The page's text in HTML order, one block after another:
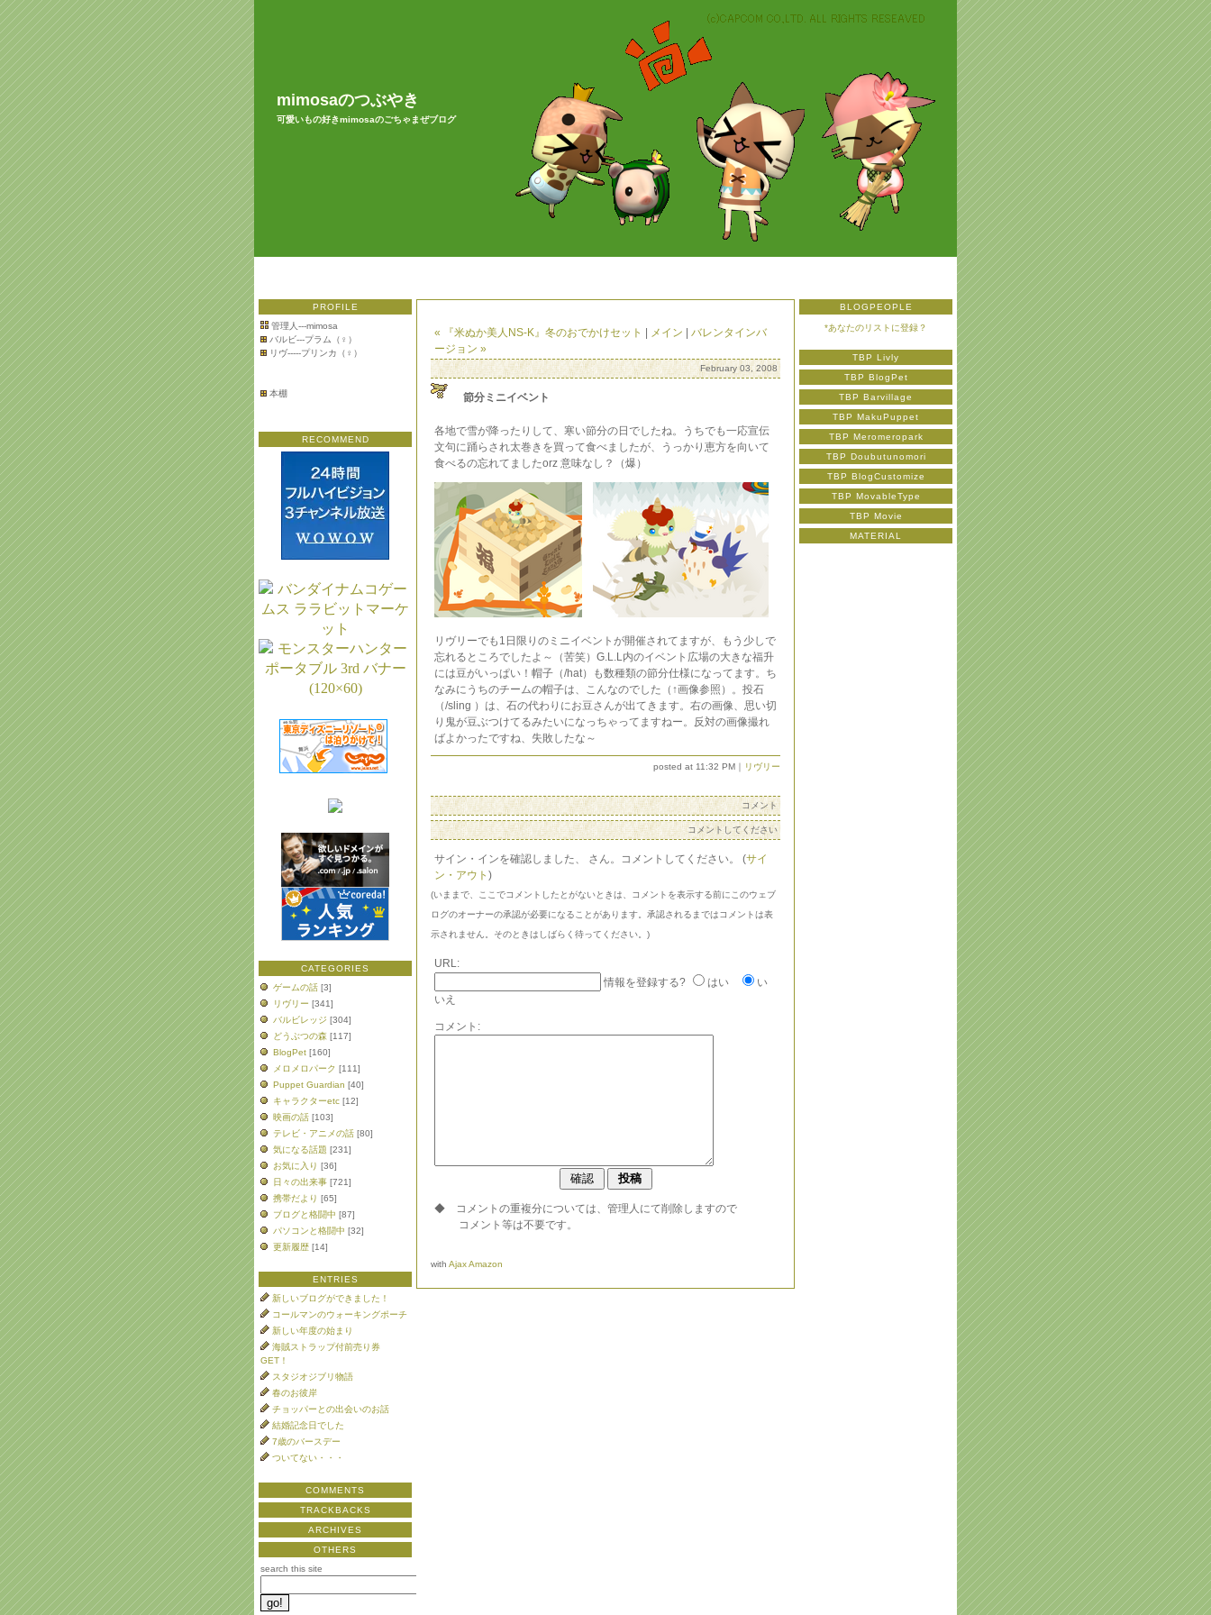
mimosaのつぶやき
可愛いもの好きmimosaのごちゃまぜブログ
PROFILE
管理人---mimosa
バルビ---プラム（♀）
リヴ-----プリンカ（♀）
本棚
RECOMMEND
CATEGORIES
ゲームの話 [3]
リヴリー [341]
バルビレッジ [304]
どうぶつの森 [117]
BlogPet [160]
メロメロパーク [111]
Puppet Guardian [40]
キャラクターetc [12]
映画の話 [103]
テレビ・アニメの話 [80]
気になる話題 [231]
お気に入り [36]
日々の出来事 [721]
携帯だより [65]
ブログと格闘中 [87]
パソコンと格闘中 [32]
更新履歴 [14]
ENTRIES
新しいブログができました！
コールマンのウォーキングポーチ
新しい年度の始まり
海賊ストラップ付前売り券
GET！
スタジオジブリ物語
春のお彼岸
チョッパーとの出会いのお話
結婚記念日でした
7歳のバースデー
ついてない・・・
COMMENTS
TRACKBACKS
ARCHIVES
OTHERS
search this site
« 『米ぬか美人NS-K』冬のおでかけセット メイン
バレンタインバ
ージョン »
February 03, 2008
節分ミニイベント
各地で雪が降ったりして、寒い節分の日でしたね。うちでも一応宣伝
文句に踊らされ太巻きを買って食べましたが、うっかり恵方を向いて
食べるの忘れてましたorz 意味なし？（爆）
リヴリーでも1日限りのミニイベントが開催されてますが、もう少しで
忘れるところでしたよ～（苦笑）G.L.L内のイベント広場の大きな福升
には豆がいっぱい！帽子（/hat）も数種類の節分仕様になってます。ち
なみにうちのチームの帽子は、こんなのでした（↑画像参照）。投石
（/sling ）は、石の代わりにお豆さんが出てきます。右の画像、思い切
り鬼が豆ぶつけてるみたいになっちゃってますねー。反対の画像撮れ
ばよかったですね、失敗したな～
posted at 11:32 PM｜ リヴリー
コメント
コメントしてください
サイン・インを確認しました、 さん。コメントしてください。 (サイ
ン・アウト )
(いままで、ここでコメントしたとがないときは、コメントを表示する前にこのウェブ
ログのオーナーの承認が必要になることがあります。承認されるまではコメントは表
示されません。そのときはしばらく待ってください。)
URL:
情報を登録する?
はい
い
いえ
コメント:
◆ コメントの重複分については、管理人にて削除しますので
コメント等は不要です。
with Ajax Amazon
BLOGPEOPLE
*あなたのリストに登録？
TBP Livly
TBP BlogPet
TBP Barvillage
TBP MakuPuppet
TBP Meromeropark
TBP Doubutunomori
TBP BlogCustomize
TBP MovableType
TBP Movie
MATERIAL